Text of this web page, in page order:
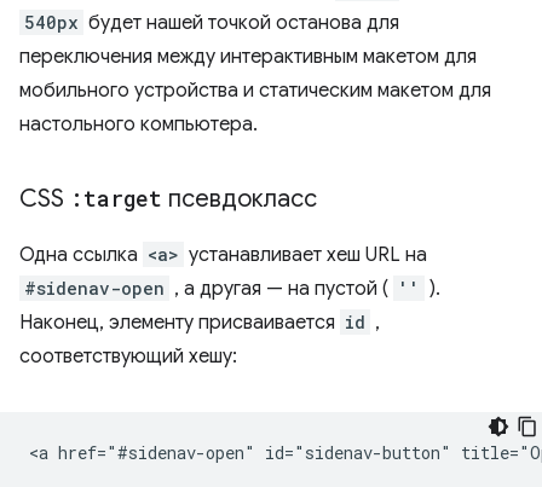
540px будет нашей точкой останова для
переключения между интерактивным макетом для
мобильного устройства и статическим макетом для
настольного компьютера.
CSS :target псевдокласс
Одна ссылка <a> устанавливает хеш URL на
#sidenav-open , а другая — на пустой ( ''
).
Наконец, элементу присваивается id ,
соответствующий хешу:
<a href="#sidenav-open" id="sidenav-button"